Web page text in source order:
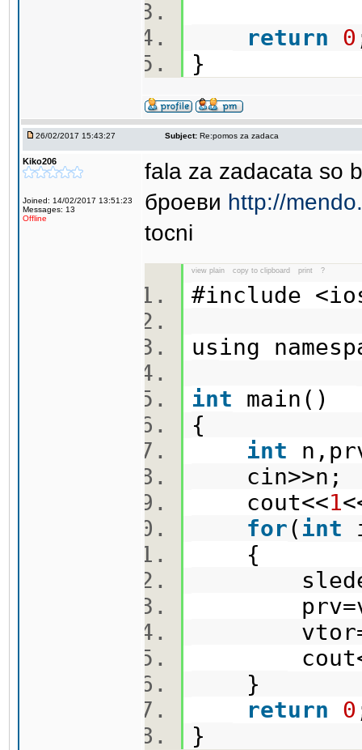
return
0
}
26/02/2017 15:43:27 Subject: Re:pomos za zadaca
Kiko206
Joined: 14/02/2017 13:51:23
Messages: 13
Offline
fala za zadacata so
броеви http://
tocni
view plain copy to clipboard print ?
#include
using
int main()
{
int
cout<<1
for( int
{
}
return
0
}